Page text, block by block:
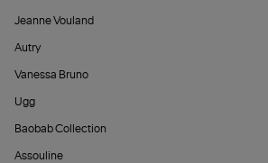
Jeanne Vouland
Autry
Vanessa Bruno
Ugg
Baobab Collection
Assouline